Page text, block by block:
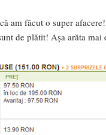
am făcut o super
de plătit! Așa arăta mai